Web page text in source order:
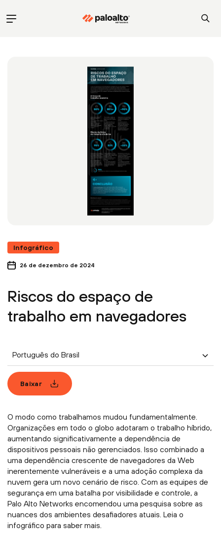
Infográfico
26 de dezembro de 2024
Riscos do espaço de
trabalho em navegadores
Português do Brasil
Baixar
O modo como trabalhamos mudou fundamentalmente.
Organizações em todo o globo adotaram o trabalho híbrido,
aumentando significativamente a dependência de
dispositivos pessoais não gerenciados. Isso combinado a
uma dependência crescente de navegadores da Web
inerentemente vulneráveis e a uma adoção complexa da
nuvem gera um novo cenário de risco. Com as equipes de
segurança em uma batalha por visibilidade e controle, a
Palo Alto Networks encomendou uma pesquisa sobre as
nuances dos ambientes desafiadores atuais. Leia o
infográfico para saber mais.